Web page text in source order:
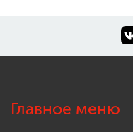
Главное меню